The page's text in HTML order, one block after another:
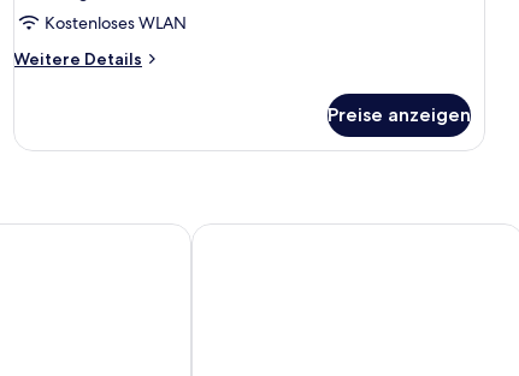
Suite
anzeigen
Kostenloses WLAN
Weitere Details
Weitere
Suite
Preise anzeigen
Emerald Hotel